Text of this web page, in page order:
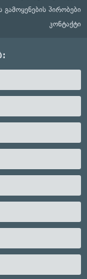
გამოყენების პირობები
კონტაქტი